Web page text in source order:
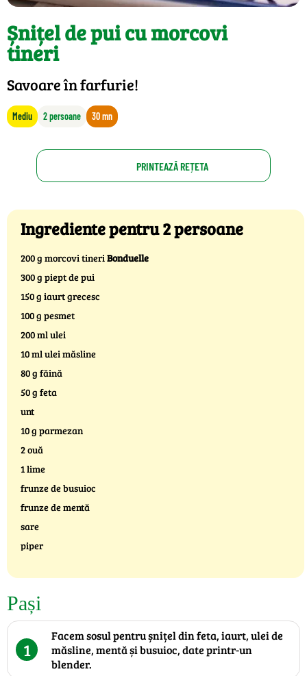
Șnițel de pui cu morcovi
tineri
Savoare în farfurie!
Mediu 2 persoane 30 mn
PRINTEAZĂ REȚETA
Ingrediente pentru 2 persoane
200 g morcovi tineriBonduelle
300 g piept de pui
150 g iaurt grecesc
100 g pesmet
200 ml ulei
10 ml ulei măsline
80 g făină
50 g feta
unt
10 g parmezan
2 ouă
1 lime
frunze de busuioc
frunze de mentă
sare
piper
Pași
1
Facem sosul pentru șnițel din feta, iaurt, ulei de
măsline, mentă și busuioc, date printr-un
blender.